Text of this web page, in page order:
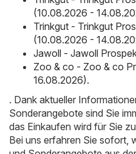
(10.08.2026 -
Trinkgut - Trinkgut
(10.08.2026 -
Jawoll - Jawoll
Zoo & co - Zoo & co
16.08.2026).
. Dank aktueller
Sonderangebote sind Sie
das Einkaufen wird für Sie
Bei uns erfahren Sie sofort,